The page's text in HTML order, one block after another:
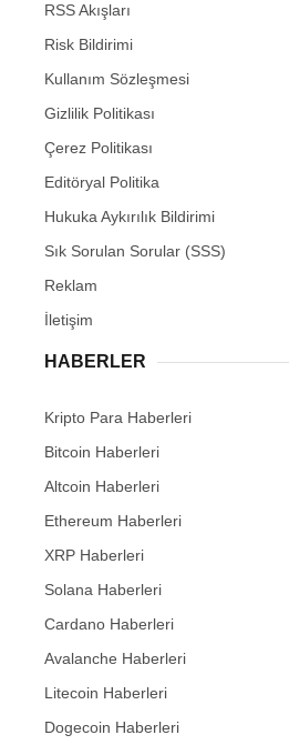
RSS Akışları
Risk Bildirimi
Kullanım Sözleşmesi
Gizlilik Politikası
Çerez Politikası
Editöryal Politika
Hukuka Aykırılık Bildirimi
Sık Sorulan Sorular (SSS)
Reklam
İletişim
HABERLER
Kripto Para Haberleri
Bitcoin Haberleri
Altcoin Haberleri
Ethereum Haberleri
XRP Haberleri
Solana Haberleri
Cardano Haberleri
Avalanche Haberleri
Litecoin Haberleri
Dogecoin Haberleri